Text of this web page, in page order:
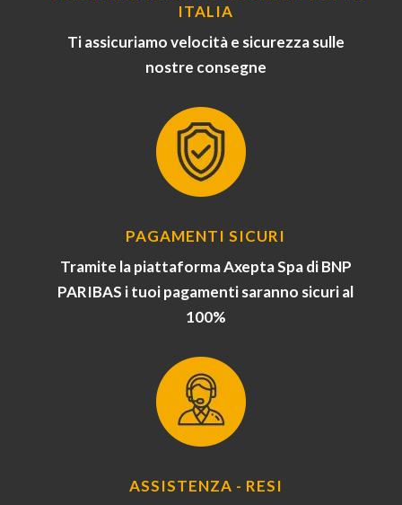
ITALIA
Ti assicuriamo velocità e sicurezza sulle
nostre consegne
PAGAMENTI SICURI
Tramite la piattaforma Axepta Spa di BNP
PARIBAS i tuoi pagamenti saranno sicuri al
100%
ASSISTENZA - RESI